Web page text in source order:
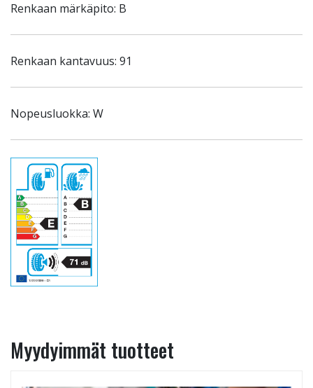
Renkaan märkäpito: B
Renkaan kantavuus: 91
Nopeusluokka: W
Myydyimmät tuotteet